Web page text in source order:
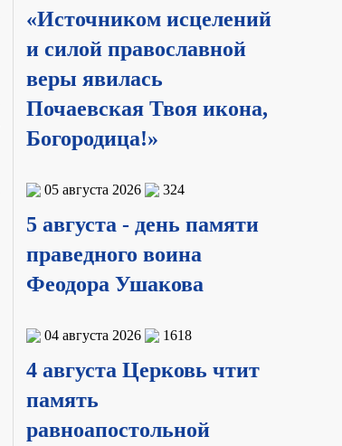
«Источником исцелений
и силой православной
веры явилась
Почаевская Твоя икона,
Богородица!»
05 августа 2026 324
5 августа - день памяти
праведного воина
Феодора Ушакова
04 августа 2026 1618
4 августа Церковь чтит
память
равноапостольной